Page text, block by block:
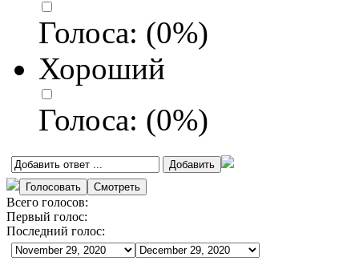
Голоса: (0%)
Хороший
Голоса: (0%)
Всего голосов:
Первый голос:
Последний голос: